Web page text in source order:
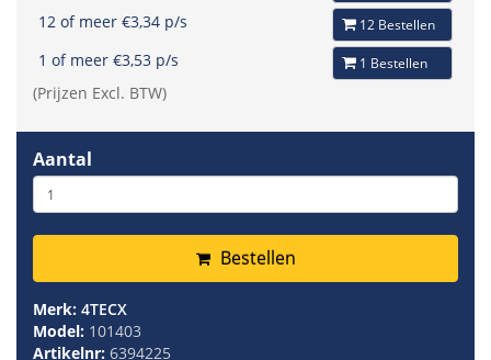
12 of meer €3,34 p/s 12 Bestellen
1 of meer €3,53 p/s 1 Bestellen
(Prijzen Excl. BTW)
Aantal
Bestellen
Merk: 4TECX
Model: 101403
Artikelnr: 6394225